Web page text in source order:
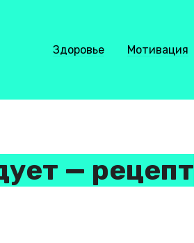
Здоровье Мотивация
— рецепт